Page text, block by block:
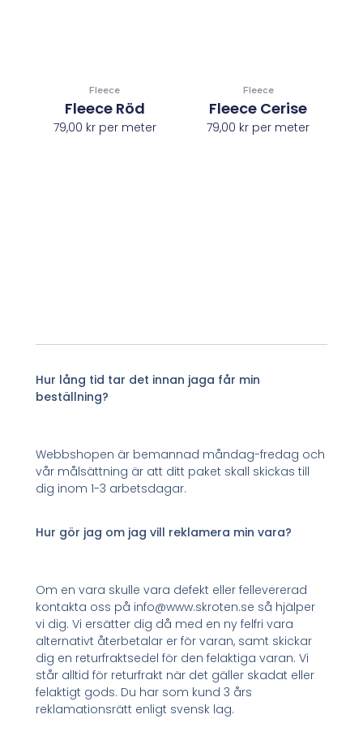
Fleece
Fleece Röd
79,00 krper meter
Fleece
Fleece Cerise
79,00 kr per meter
Hur lång tid tar det innan jaga får min
beställning?
Webbshopen är bemannad måndag-fredag och
vår målsättning är att ditt paket skall skickas till
dig inom 1-3 arbetsdagar.
Hur gör jag om jag vill reklamera min vara?
Om en vara skulle vara defekt eller fellevererad
kontakta oss på info@www.skroten.se så hjälper
vi dig. Vi ersätter dig då med en ny felfri vara
alternativt återbetalar er för varan, samt skickar
dig en returfraktsedel för den felaktiga varan. Vi
står alltid för returfrakt när det gäller skadat eller
felaktigt gods. Du har som kund 3 års
reklamationsrätt enligt svensk lag.